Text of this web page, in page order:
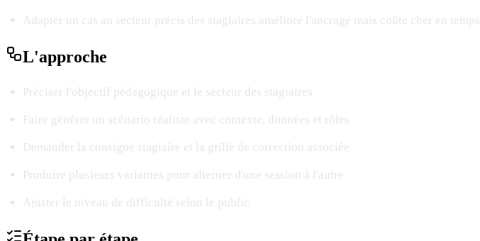
Adapter un cas au secteur précis des stagiaires améliore l'ancrage mais coûte cher en temps
L'approche
Préciser l'objectif pédagogique et le secteur des stagiaires
Faire générer un scénario réaliste avec contexte, données et rôles
Demander la consigne stagiaire et la grille de correction associée
Produire plusieurs variantes pour alterner d'une session à l'autre
Ajuster le niveau de difficulté selon le public